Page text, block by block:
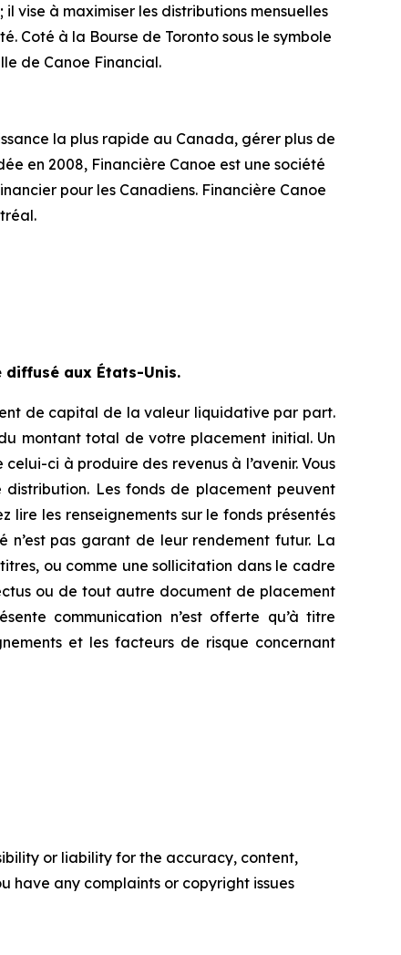
vise à maximiser les distributions mensuelles
Coté à la Bourse de Toronto sous le symbole
de Canoe Financial.
la plus rapide au Canada, gérer plus de
en 2008, Financière Canoe est une société
pour les Canadiens. Financière Canoe
diffusé aux États-Unis.
de capital de la valeur liquidative par part.
montant total de votre placement initial. Un
ci à produire des revenus à l’avenir. Vous
Les fonds de placement peuvent
lire les renseignements sur le fonds présentés
n’est pas garant de leur rendement futur. La
ou comme une sollicitation dans le cadre
ou de tout autre document de placement
communication n’est offerte qu’à titre
et les facteurs de risque concernant
or liability for the accuracy, content,
have any complaints or copyright issues